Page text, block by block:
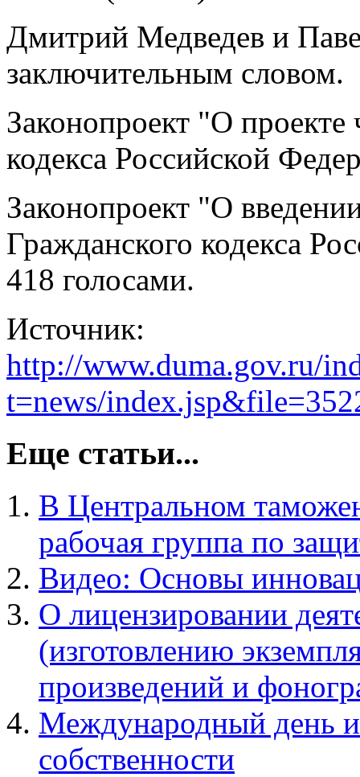
Дмитрий Медведев и
заключительным словом.
Законопроект "О проекте
кодекса Российской
Законопроект "О
Гражданского кодекса
418 голосами.
Источник:
http://www.duma.gov.ru/
t=news/
Еще статьи...
В Центральном
рабочая группа по
Видео: Основы
О лицензировании
(изготовлению
произведений и
Международный день
собственности